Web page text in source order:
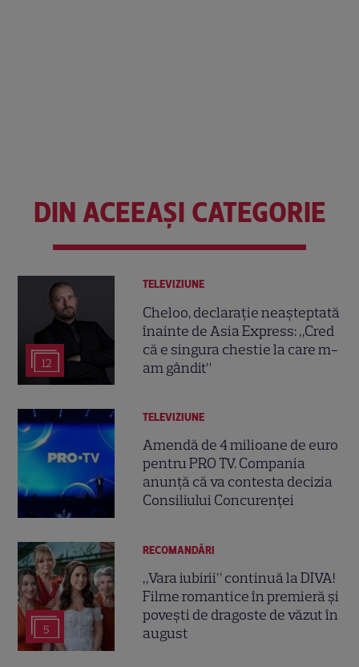
DIN ACEEAȘI CATEGORIE
12
TELEVIZIUNE
Cheloo, declarație neașteptată
înainte de Asia Express: „Cred
că e singura chestie la care m-
am gândit”
TELEVIZIUNE
Amendă de 4 milioane de euro
pentru PRO TV. Compania
anunță că va contesta decizia
Consiliului Concurenței
5
RECOMANDĂRI
„Vara iubirii” continuă la DIVA!
Filme romantice în premieră și
povești de dragoste de văzut în
august